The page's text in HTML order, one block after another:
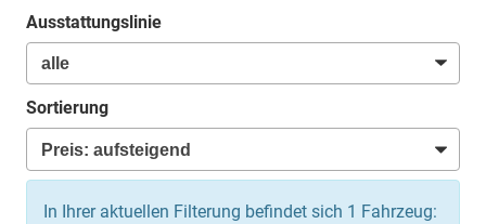
Ausstattungslinie
Sortierung
In Ihrer aktuellen Filterung befindet sich 1 Fahrzeug: